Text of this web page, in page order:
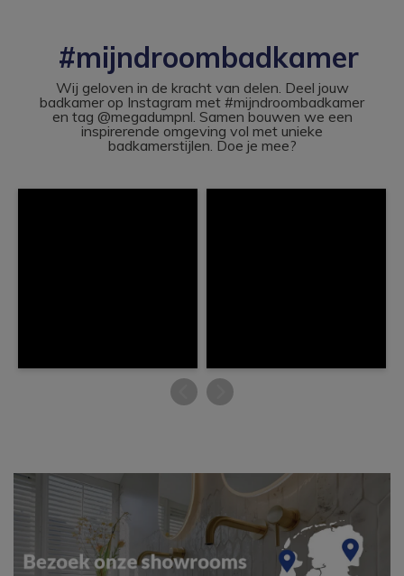
#mijndroombadkamer
Wij geloven in de kracht van delen. Deel jouw
badkamer op Instagram met #mijndroombadkamer
en tag @megadumpnl. Samen bouwen we een
inspirerende omgeving vol met unieke
badkamerstijlen. Doe je mee?